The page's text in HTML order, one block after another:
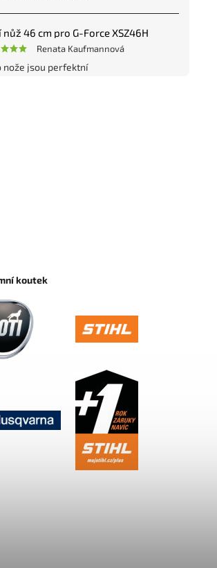
nůž 46 cm pro G-Force XSZ46H
Renata Kaufmannová
nože jsou perfektní
koutek